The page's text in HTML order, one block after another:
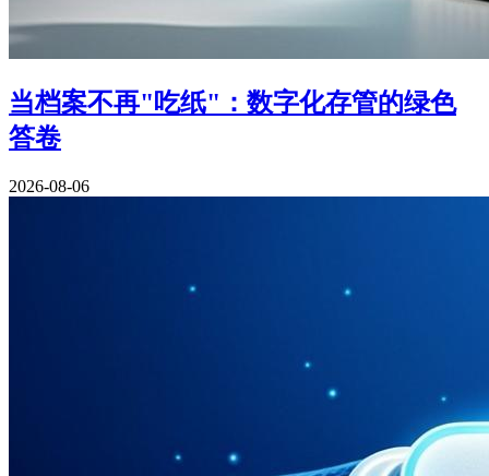
当档案不再"吃纸"：数字化存管的绿色
答卷
2026-08-06